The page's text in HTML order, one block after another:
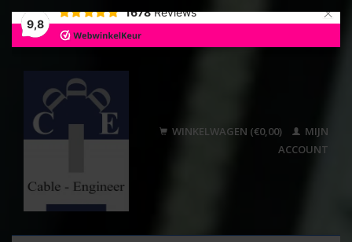
9,8
1678 Reviews ×
WINKELWAGEN (€0,00)
MIJN
ACCOUNT